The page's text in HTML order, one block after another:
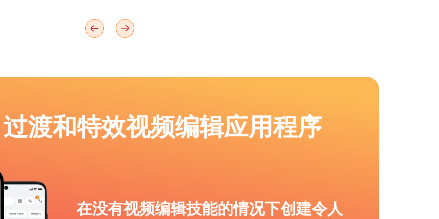
渡和特效视频编辑应用程序
在没有视频编辑技能的情况下创建令人